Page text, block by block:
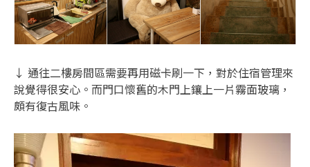
↓ 通往二樓房間區需要再用磁卡刷一下，對於住宿管理來
說覺得很安心。而門口懷舊的木門上鑲上一片霧面玻璃，
頗有復古風味。